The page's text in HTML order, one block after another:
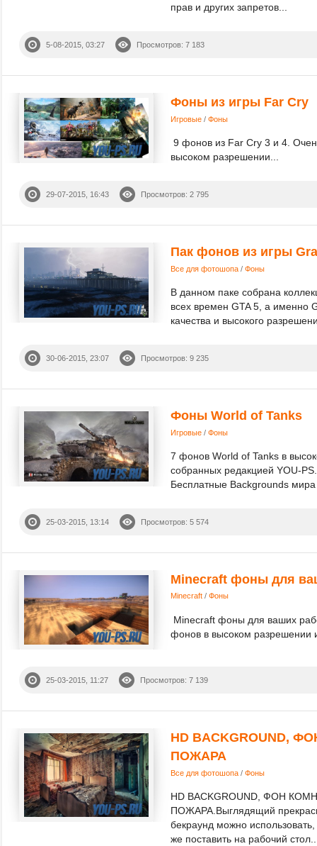
прав и других запретов...
5-08-2015, 03:27 Просмотров: 7 183
Фоны из игры Far Cry
Игровые / Фоны
9 фонов из Far Cry 3 и 4.
высоком разрешении...
29-07-2015, 16:43 Просмотров: 2 795
Пак фонов из игры
Все для фотошопа / Фоны
В данном паке собрана
всех времен GTA 5, а именно
качества и высокого
30-06-2015, 23:07 Просмотров: 9 235
Фоны World of Tanks
Игровые / Фоны
7 фонов World of Tanks в
собранных редакцией YOU-
Бесплатные Backgrounds мира
25-03-2015, 13:14 Просмотров: 5 574
Minecraft фоны для
Minecraft / Фоны
Minecraft фоны для ваших
фонов в высоком разрешении
25-03-2015, 11:27 Просмотров: 7 139
HD BACKGROUND,
ПОЖАРА
Все для фотошопа / Фоны
HD BACKGROUND, ФОН
ПОЖАРА.Выглядящий
бекраунд можно
же поставить на рабочий